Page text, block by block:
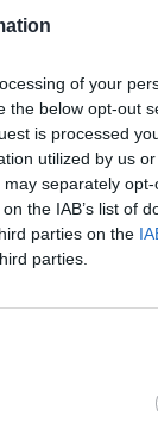
of your
the below opt-out
is processed
utilized by us
separately
the IAB’s list of
parties on the
parties.
el